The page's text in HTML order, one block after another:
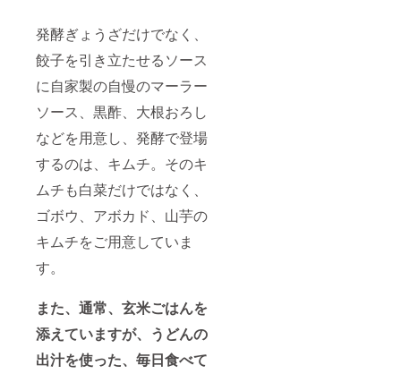
発酵ぎょうざだけでなく、
餃子を引き立たせるソース
に自家製の自慢のマーラー
ソース、黒酢、大根おろし
などを用意し、発酵で登場
するのは、キムチ。そのキ
ムチも白菜だけではなく、
ゴボウ、アボカド、山芋の
キムチをご用意していま
す。
また、通常、玄米ごはんを
添えていますが、うどんの
出汁を使った、毎日食べて